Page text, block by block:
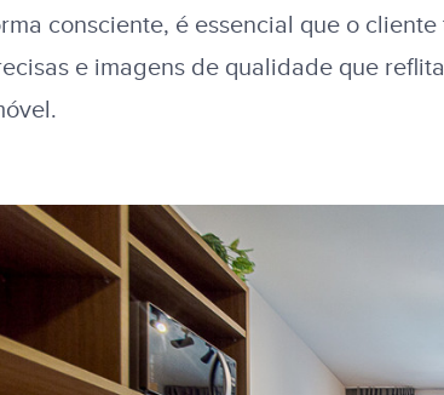
consciente, é essencial que o
e imagens de qualidade que